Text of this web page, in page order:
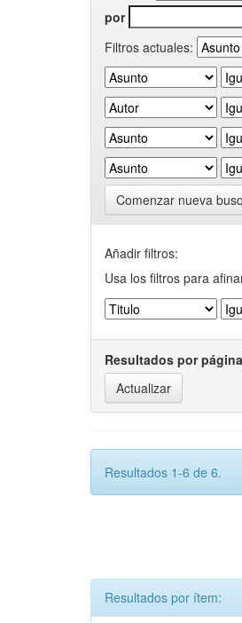
por
Filtros actuales:
Comenzar nueva
Añadir filtros:
Usa los filtros para
Resultados por página
Resultados 1-6 de 6.
Resultados por ítem: